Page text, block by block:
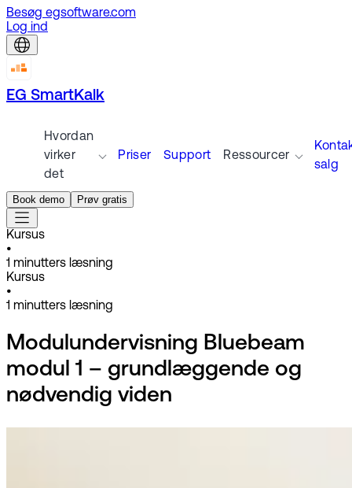
Besøg egsoftware.com
Log ind
EG SmartKalk
Hvordan
virker
det
Priser Support Ressourcer
salg
Book demo Prøv gratis
Kursus
•
1 minutters læsning
Kursus
•
1 minutters læsning
Modulundervisning Bluebeam
modul 1 – grundlæggende og
nødvendig viden